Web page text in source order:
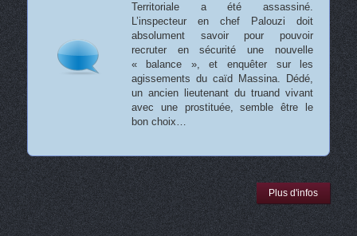
Territoriale a été assassiné.
L’inspecteur en chef Palouzi doit
absolument savoir pour pouvoir
recruter en sécurité une nouvelle
« balance », et enquêter sur les
agissements du caïd Massina. Dédé,
un ancien lieutenant du truand vivant
avec une prostituée, semble être le
bon choix…
Plus d'infos